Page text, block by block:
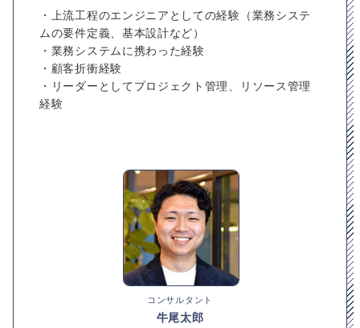
・上流工程のエンジニアとしての経験（業務システ
ムの要件定義、基本設計など）
・業務システムに携わった経験
・顧客折衝経験
・リーダーとしてプロジェクト管理、リソース管理
経験
コンサルタント
牛尾太郎